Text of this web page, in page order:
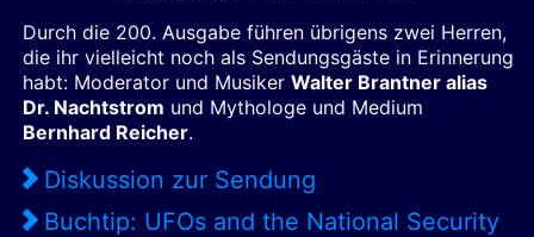
Durch die 200. Ausgabe führen übrigens zwei Herren,
die ihr vielleicht noch als Sendungsgäste in Erinnerung
habt: Moderator und Musiker Walter Brantner alias
Dr. Nachtstrom und Mythologe und Medium
Bernhard Reicher.
Diskussion zur Sendung
Buchtip: UFOs and the National Security